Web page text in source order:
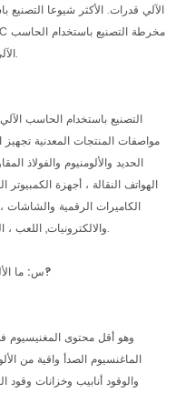
الآلي قدرات. الأكثر شيوعا التصنيع
الآلي قطع الأسلاك التنظيم الإداري (التنظيم الإداري).
مواصفات المنتجات المعدنية تجهيز
الحديد والألومنيوم والفولاذ
الهواتف النقالة ، أجهزة
الكاميرات الرقمية والشاشات ،
والالكترونيات, اللعب ، الساعات الإضاءة والقاطرات وغيرها من الصناعات.
س: ما الألومنيوم هو أفضل التصنيع باستخدام الحاسب الآلي?
الماغنسيوم الصدأ واقية من
والوقود أنابيب وخزانات